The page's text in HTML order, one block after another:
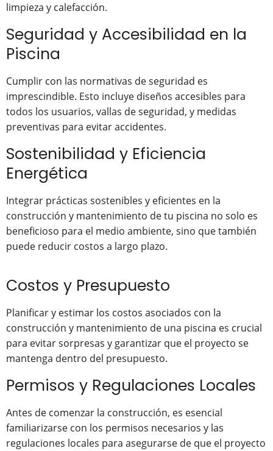
limpieza y calefacción.
Seguridad y Accesibilidad en la
Piscina
Cumplir con las normativas de seguridad es
imprescindible. Esto incluye diseños accesibles para
todos los usuarios, vallas de seguridad, y medidas
preventivas para evitar accidentes.
Sostenibilidad y Eficiencia
Energética
Integrar prácticas sostenibles y eficientes en la
construcción y mantenimiento de tu piscina no solo es
beneficioso para el medio ambiente, sino que también
puede reducir costos a largo plazo.
Costos y Presupuesto
Planificar y estimar los costos asociados con la
construcción y mantenimiento de una piscina es crucial
para evitar sorpresas y garantizar que el proyecto se
mantenga dentro del presupuesto.
Permisos y Regulaciones Locales
Antes de comenzar la construcción, es esencial
familiarizarse con los permisos necesarios y las
regulaciones locales para asegurarse de que el proyecto